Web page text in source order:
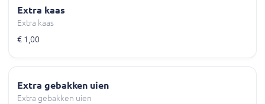
Extra kaas
Extra kaas
€ 1,00
Extra gebakken uien
Extra gebakken uien